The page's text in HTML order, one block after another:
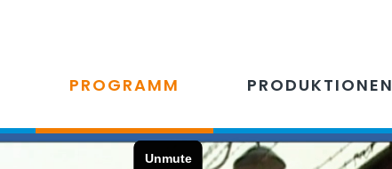
PROGRAMM PRODUKTIONEN